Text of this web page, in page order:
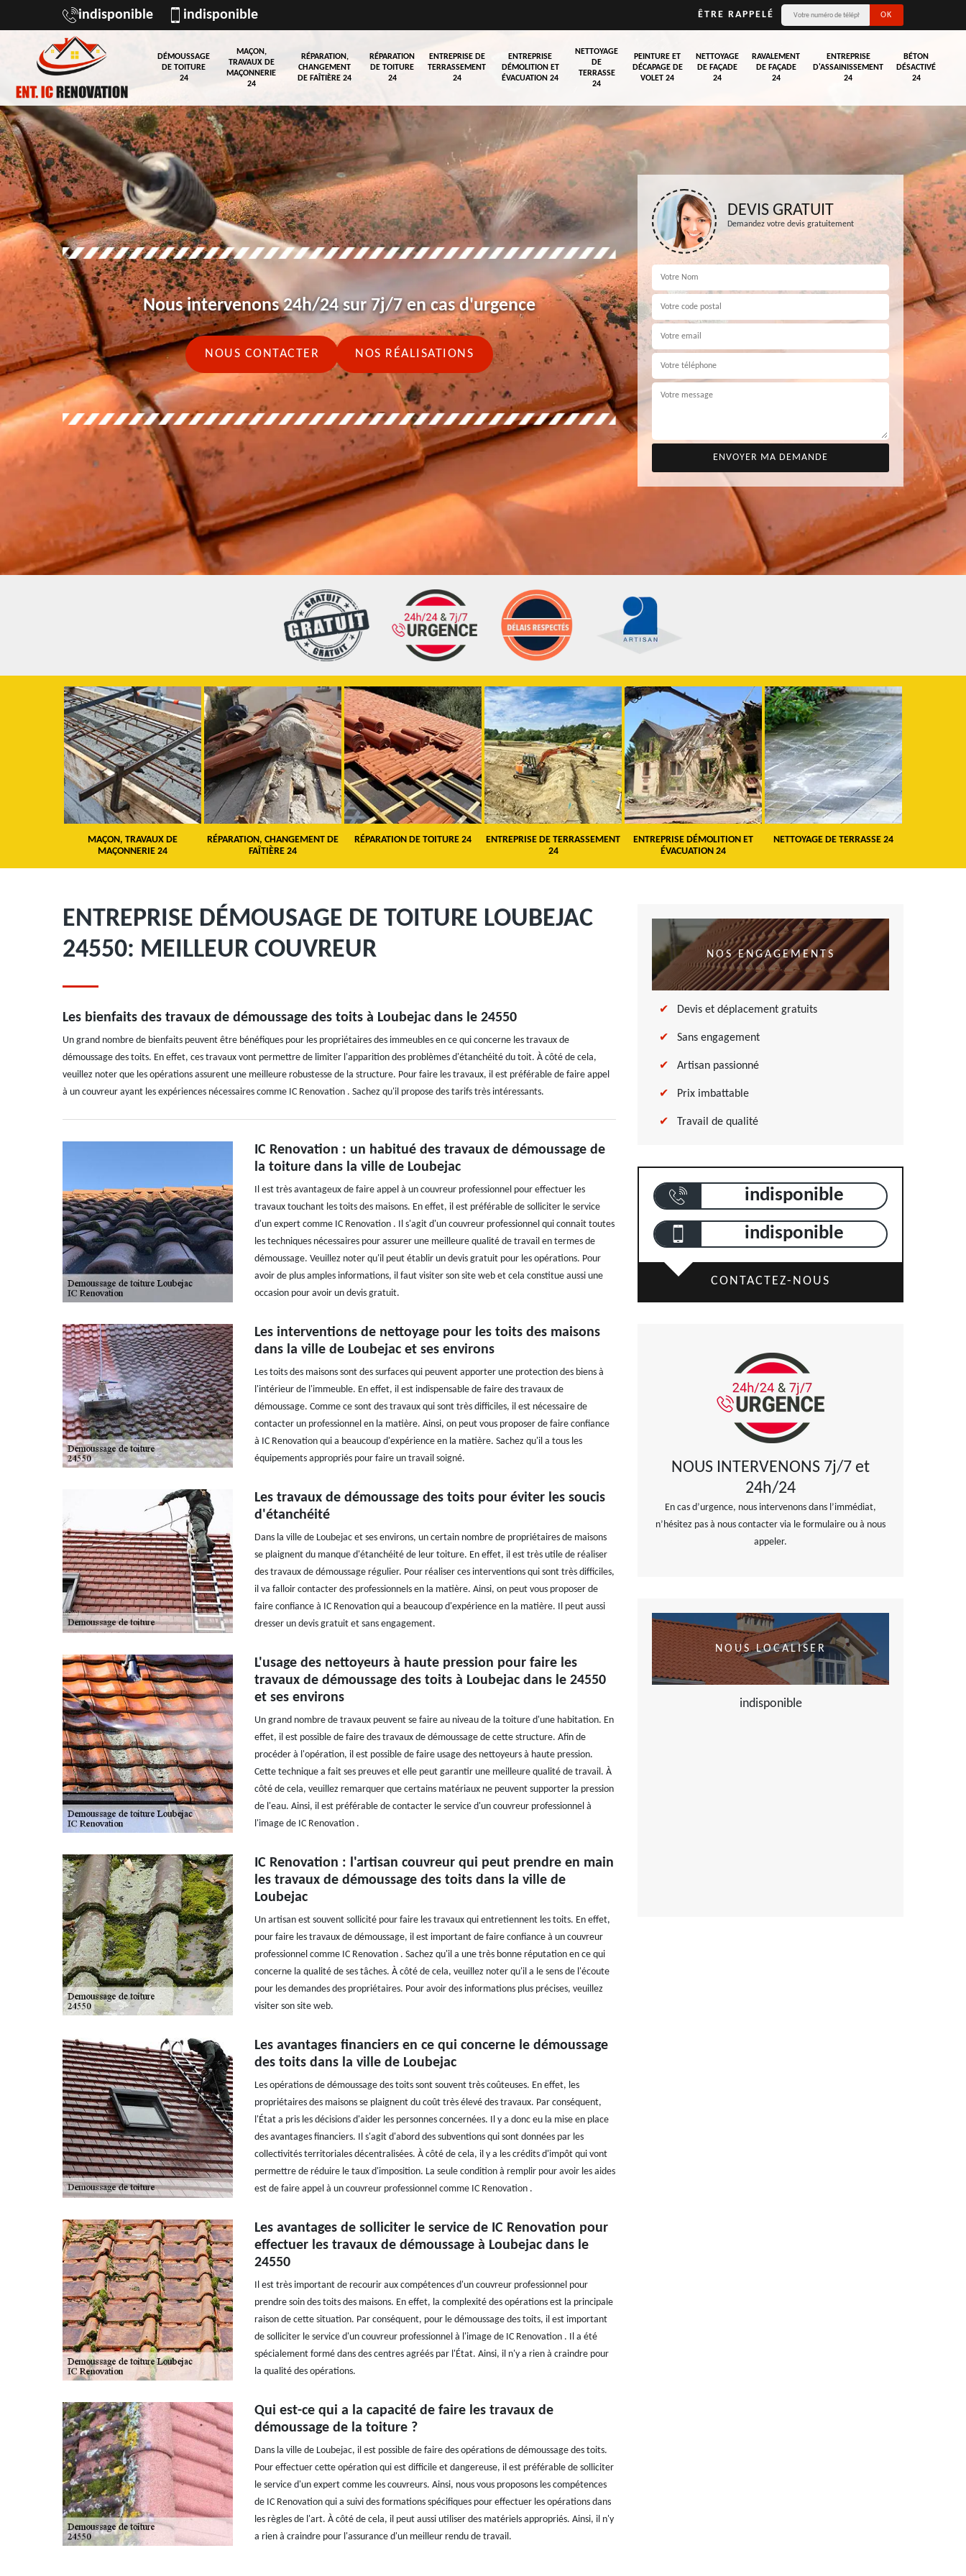
indisponible indisponible ÊTRE RAPPELÉ
DÉMOUSSAGE
DE TOITURE
24
MAÇON,
TRAVAUX DE
MAÇONNERIE
24
RÉPARATION,
CHANGEMENT
DE FAÎTIÈRE 24
RÉPARATION
DE TOITURE
24
ENTREPRISE DE
TERRASSEMENT
24
ENTREPRISE
DÉMOLITION ET
ÉVACUATION 24
NETTOYAGE
DE
TERRASSE
24
PEINTURE ET
DÉCAPAGE DE
VOLET 24
NETTOYAGE
DE FAÇADE
24
RAVALEMENT
DE FAÇADE
24
ENTREPRISE
D'ASSAINISSEMENT
24
BÉTON
DÉSACTIVÉ
24
Nous intervenons 24h/24 sur 7j/7 en cas d'urgence
NOUS CONTACTER NOS RÉALISATIONS
DEVIS GRATUIT
Demandez votre devis gratuitement
MAÇON, TRAVAUX DE
MAÇONNERIE 24
RÉPARATION, CHANGEMENT DE
FAÎTIÈRE 24
RÉPARATION DE TOITURE 24
ENTREPRISE DE TERRASSEMENT
24
ENTREPRISE DÉMOLITION ET
ÉVACUATION 24
NETTOYAGE DE TERRASSE 24
ENTREPRISE DÉMOUSAGE DE TOITURE LOUBEJAC
24550: MEILLEUR COUVREUR
Les bienfaits des travaux de démoussage des toits à Loubejac dans le 24550
Un grand nombre de bienfaits peuvent être bénéfiques pour les propriétaires des immeubles en ce qui concerne les travaux de
démoussage des toits. En effet, ces travaux vont permettre de limiter l'apparition des problèmes d'étanchéité du toit. À côté de cela,
veuillez noter que les opérations assurent une meilleure robustesse de la structure. Pour faire les travaux, il est préférable de faire appel
à un couvreur ayant les expériences nécessaires comme IC Renovation . Sachez qu'il propose des tarifs très intéressants.
IC Renovation : un habitué des travaux de démoussage de
la toiture dans la ville de Loubejac
Il est très avantageux de faire appel à un couvreur professionnel pour effectuer les
travaux touchant les toits des maisons. En effet, il est préférable de solliciter le service
d'un expert comme IC Renovation . Il s'agit d'un couvreur professionnel qui connait toutes
les techniques nécessaires pour assurer une meilleure qualité de travail en termes de
démoussage. Veuillez noter qu'il peut établir un devis gratuit pour les opérations. Pour
avoir de plus amples informations, il faut visiter son site web et cela constitue aussi une
occasion pour avoir un devis gratuit.
Les interventions de nettoyage pour les toits des maisons
dans la ville de Loubejac et ses environs
Les toits des maisons sont des surfaces qui peuvent apporter une protection des biens à
l'intérieur de l'immeuble. En effet, il est indispensable de faire des travaux de
démoussage. Comme ce sont des travaux qui sont très difficiles, il est nécessaire de
contacter un professionnel en la matière. Ainsi, on peut vous proposer de faire confiance
à IC Renovation qui a beaucoup d'expérience en la matière. Sachez qu'il a tous les
équipements appropriés pour faire un travail soigné.
Les travaux de démoussage des toits pour éviter les soucis
d'étanchéité
Dans la ville de Loubejac et ses environs, un certain nombre de propriétaires de maisons
se plaignent du manque d'étanchéité de leur toiture. En effet, il est très utile de réaliser
des travaux de démoussage régulier. Pour réaliser ces interventions qui sont très difficiles,
il va falloir contacter des professionnels en la matière. Ainsi, on peut vous proposer de
faire confiance à IC Renovation qui a beaucoup d'expérience en la matière. Il peut aussi
dresser un devis gratuit et sans engagement.
L'usage des nettoyeurs à haute pression pour faire les
travaux de démoussage des toits à Loubejac dans le 24550
et ses environs
Un grand nombre de travaux peuvent se faire au niveau de la toiture d'une habitation. En
effet, il est possible de faire des travaux de démoussage de cette structure. Afin de
procéder à l'opération, il est possible de faire usage des nettoyeurs à haute pression.
Cette technique a fait ses preuves et elle peut garantir une meilleure qualité de travail. À
côté de cela, veuillez remarquer que certains matériaux ne peuvent supporter la pression
de l'eau. Ainsi, il est préférable de contacter le service d'un couvreur professionnel à
l'image de IC Renovation .
IC Renovation : l'artisan couvreur qui peut prendre en main
les travaux de démoussage des toits dans la ville de
Loubejac
Un artisan est souvent sollicité pour faire les travaux qui entretiennent les toits. En effet,
pour faire les travaux de démoussage, il est important de faire confiance à un couvreur
professionnel comme IC Renovation . Sachez qu'il a une très bonne réputation en ce qui
concerne la qualité de ses tâches. À côté de cela, veuillez noter qu'il a le sens de l'écoute
pour les demandes des propriétaires. Pour avoir des informations plus précises, veuillez
visiter son site web.
Les avantages financiers en ce qui concerne le démoussage
des toits dans la ville de Loubejac
Les opérations de démoussage des toits sont souvent très coûteuses. En effet, les
propriétaires des maisons se plaignent du coût très élevé des travaux. Par conséquent,
l'État a pris les décisions d'aider les personnes concernées. Il y a donc eu la mise en place
des avantages financiers. Il s'agit d'abord des subventions qui sont données par les
collectivités territoriales décentralisées. À côté de cela, il y a les crédits d'impôt qui vont
permettre de réduire le taux d'imposition. La seule condition à remplir pour avoir les aides
est de faire appel à un couvreur professionnel comme IC Renovation .
Les avantages de solliciter le service de IC Renovation pour
effectuer les travaux de démoussage à Loubejac dans le
24550
Il est très important de recourir aux compétences d'un couvreur professionnel pour
prendre soin des toits des maisons. En effet, la complexité des opérations est la principale
raison de cette situation. Par conséquent, pour le démoussage des toits, il est important
de solliciter le service d'un couvreur professionnel à l'image de IC Renovation . Il a été
spécialement formé dans des centres agréés par l'État. Ainsi, il n'y a rien à craindre pour
la qualité des opérations.
Qui est-ce qui a la capacité de faire les travaux de
démoussage de la toiture ?
Dans la ville de Loubejac, il est possible de faire des opérations de démoussage des toits.
Pour effectuer cette opération qui est difficile et dangereuse, il est préférable de solliciter
le service d'un expert comme les couvreurs. Ainsi, nous vous proposons les compétences
de IC Renovation qui a suivi des formations spécifiques pour effectuer les opérations dans
les règles de l'art. À côté de cela, il peut aussi utiliser des matériels appropriés. Ainsi, il n'y
a rien à craindre pour l'assurance d'un meilleur rendu de travail.
NOS ENGAGEMENTS
Devis et déplacement gratuits
Sans engagement
Artisan passionné
Prix imbattable
Travail de qualité
indisponible
indisponible
CONTACTEZ-NOUS
NOUS INTERVENONS 7j/7 et
24h/24
En cas d’urgence, nous intervenons dans l’immédiat,
n’hésitez pas à nous contacter via le formulaire ou à nous
appeler.
NOUS LOCALISER
indisponible